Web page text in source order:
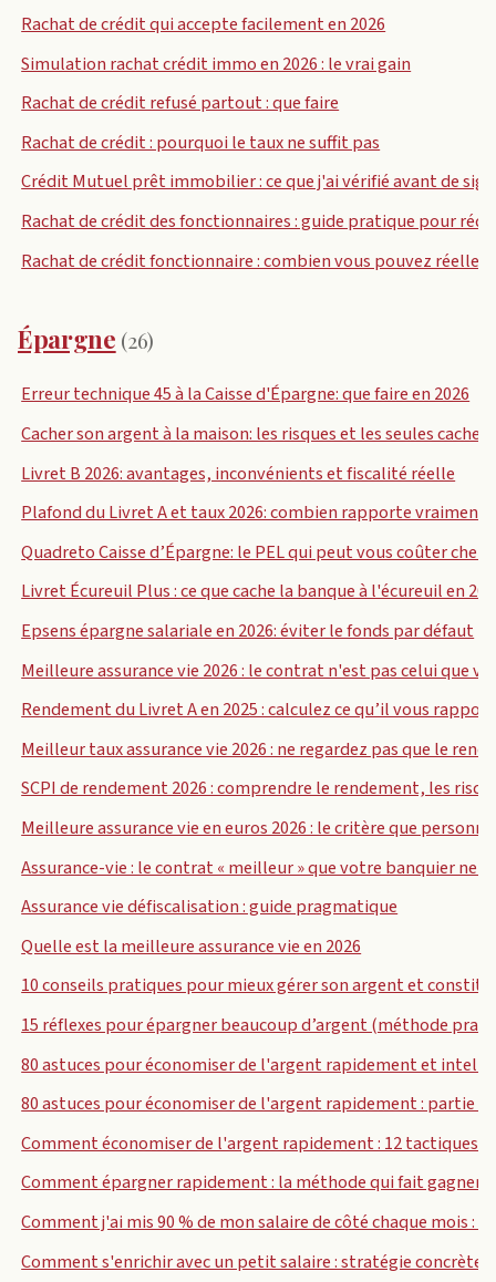
Rachat de crédit qui accepte facilement en 2026
Simulation rachat crédit immo en 2026 : le vrai gain
Rachat de crédit refusé partout : que faire
Rachat de crédit : pourquoi le taux ne suffit pas
Crédit Mutuel prêt immobilier : ce que j'ai vérifié avant de
Rachat de crédit des fonctionnaires : guide pratique pour
Rachat de crédit fonctionnaire : combien vous pouvez
Épargne (26)
Erreur technique 45 à la Caisse d'Épargne: que faire en 2026
Cacher son argent à la maison: les risques et les seules
Livret B 2026: avantages, inconvénients et fiscalité réelle
Plafond du Livret A et taux 2026: combien rapporte
Quadreto Caisse d’Épargne: le PEL qui peut vous coûter
Livret Écureuil Plus : ce que cache la banque à l'écureuil en
Epsens épargne salariale en 2026: éviter le fonds par défaut
Meilleure assurance vie 2026 : le contrat n'est pas celui que
Rendement du Livret A en 2025 : calculez ce qu’il vous
Meilleur taux assurance vie 2026 : ne regardez pas que le
SCPI de rendement 2026 : comprendre le rendement, les
Meilleure assurance vie en euros 2026 : le critère que
Assurance-vie : le contrat « meilleur » que votre banquier ne
Assurance vie défiscalisation : guide pragmatique
Quelle est la meilleure assurance vie en 2026
10 conseils pratiques pour mieux gérer son argent et
15 réflexes pour épargner beaucoup d’argent (méthode
80 astuces pour économiser de l'argent rapidement et
80 astuces pour économiser de l'argent rapidement : partie 3
Comment économiser de l'argent rapidement : 12 tactiques
Comment épargner rapidement : la méthode qui fait gagner 1
Comment j'ai mis 90 % de mon salaire de côté chaque mois :
Comment s'enrichir avec un petit salaire : stratégie concrète